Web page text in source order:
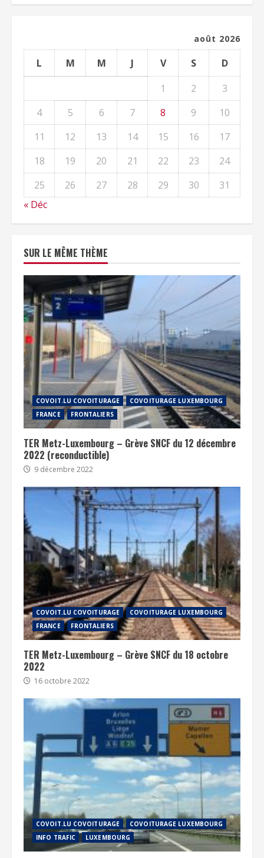
août 2026
L M M J V S
D
1
2
3
4
5 6 7 8 9
10
11
12 13 14 15 16
17
18
19 20 21 22 23
24
25
26 27 28 29 30
31
« Déc
SUR LE MÊME THÈME
COVOIT.LU COVOITURAGE
COVOITURAGE LUXEMBOURG
FRANCE
FRONTALIERS
TER Metz-Luxembourg – Grève SNCF du 12 décembre
2022 (reconductible)
9 décembre 2022
COVOIT.LU COVOITURAGE
COVOITURAGE LUXEMBOURG
FRANCE
FRONTALIERS
TER Metz-Luxembourg – Grève SNCF du 18 octobre
2022
16 octobre 2022
COVOIT.LU COVOITURAGE
COVOITURAGE LUXEMBOURG
INFO TRAFIC
LUXEMBOURG